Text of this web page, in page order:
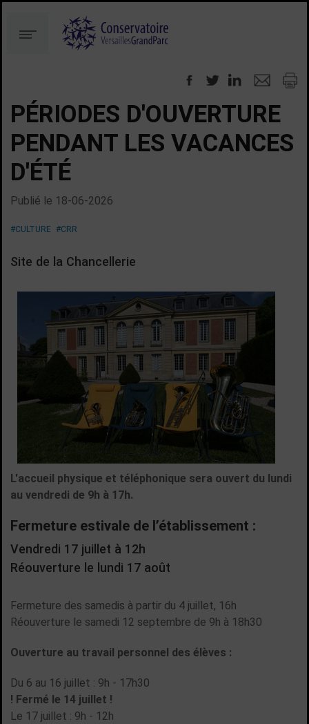
au
contenu
à
Menu
PÉRIODES D'OUVERTURE
PENDANT LES VACANCES
D'ÉTÉ
Publié le 18-06-2026
#CULTURE #CRR
Site de la Chancellerie
L'accueil physique et téléphonique sera ouvert du lundi
au vendredi de 9h à 17h.
Fermeture estivale de l’établissement :
Vendredi 17 juillet à 12h
Réouverture le lundi 17 août
Fermeture des samedis à partir du 4 juillet, 16h
Réouverture le samedi 12 septembre de 9h à 18h30
Ouverture au travail personnel des élèves :
Du 6 au 16 juillet : 9h - 17h30
! Fermé le 14 juillet !
Le 17 juillet : 9h - 12h